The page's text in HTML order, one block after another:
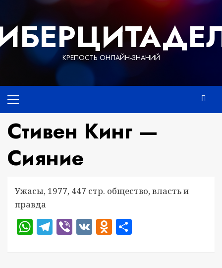
содержимому
КРЕПОСТЬ ОНЛАЙН-ЗНАНИЙ
меню
Стивен Кинг —
Сияние
Ужасы, 1977, 447 стр. общество, власть и
правда
WhatsApp
Telegram
Viber
VKOdnoklassniki